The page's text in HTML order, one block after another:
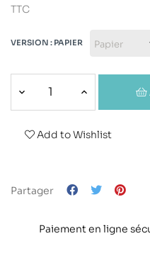
TTC
VERSION : PAPIER
Add to Wishlist
Partager
Paiement en ligne